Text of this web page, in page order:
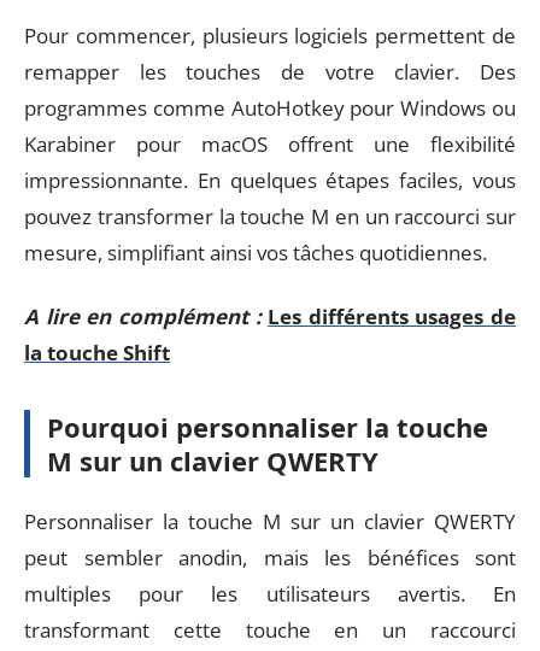
Pour commencer, plusieurs logiciels permettent de
remapper les touches de votre clavier. Des
programmes comme AutoHotkey pour Windows ou
Karabiner pour macOS offrent une flexibilité
impressionnante. En quelques étapes faciles, vous
pouvez transformer la touche M en un raccourci sur
mesure, simplifiant ainsi vos tâches quotidiennes.
A lire en complément : Les différents usages de
la touche Shift
Pourquoi personnaliser la touche
M sur un clavier QWERTY
Personnaliser la touche M sur un clavier QWERTY
peut sembler anodin, mais les bénéfices sont
multiples pour les utilisateurs avertis. En
transformant cette touche en un raccourci